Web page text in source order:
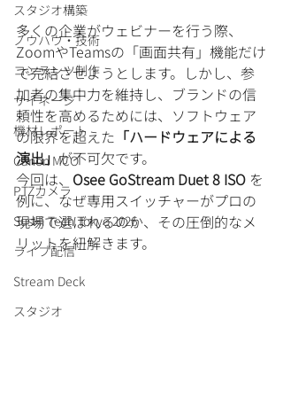
スタジオ構築
ノウハウ・技術
コンテンツ制作
サイネージ
機材レポート
Canon MCO
PTZカメラ
SusHi Tech Tokyo 2026
ライブ配信
Stream Deck
スタジオ
多くの企業がウェビナーを行う際、
ZoomやTeamsの「画面共有」機能だけ
で完結させようとします。しかし、参
加者の集中力を維持し、ブランドの信
頼性を高めるためには、ソフトウェア
の限界を超えた 「ハードウェアによる
演出」が不可欠です。
今回は、 Osee GoStream Duet 8 ISO を
例に、なぜ専用スイッチャーがプロの
現場で選ばれるのか、その圧倒的なメ
リットを紐解きます。